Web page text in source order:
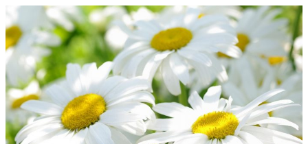
Перейти
к
содержимому